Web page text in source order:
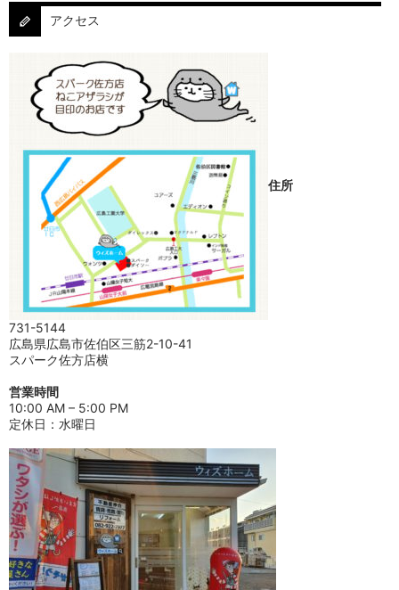
アクセス
住所
731-5144
広島県広島市佐伯区三筋2-10-41
スパーク佐方店横
営業時間
10:00 AM – 5:00 PM
定休日：水曜日